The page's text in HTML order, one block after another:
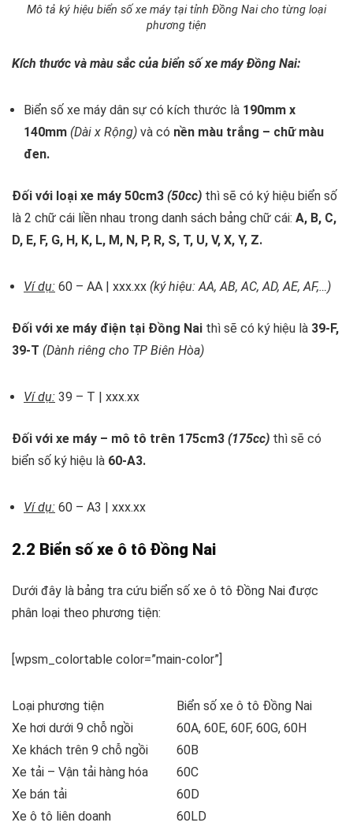
Mô tả ký hiệu biển số xe máy tại tỉnh Đồng Nai cho từng loại
phương tiện
Kích thước và màu sắc của biển số xe máy Đồng Nai:
Biển số xe máy dân sự có kích thước là 190mm x
140mm (Dài x Rộng) và có nền màu trắng – chữ màu
đen.
Đối với loại xe máy 50cm3 (50cc) thì sẽ có ký hiệu biển số
là 2 chữ cái liền nhau trong danh sách bảng chữ cái: A, B, C,
D, E, F, G, H, K, L, M, N, P, R, S, T, U, V, X, Y, Z.
Ví dụ: 60 – AA | xxx.xx (ký hiệu: AA, AB, AC, AD, AE, AF,…)
Đối với xe máy điện tại Đồng Nai thì sẽ có ký hiệu là 39-F,
39-T (Dành riêng cho TP Biên Hòa)
Ví dụ: 39 – T | xxx.xx
Đối với xe máy – mô tô trên 175cm3 (175cc) thì sẽ có
biển số ký hiệu là 60-A3.
Ví dụ: 60 – A3 | xxx.xx
2.2 Biển số xe ô tô Đồng Nai
Dưới đây là bảng tra cứu biển số xe ô tô Đồng Nai được
phân loại theo phương tiện:
[wpsm_colortable color=”main-color”]
Loại phương tiện
Biển số xe ô tô Đồng Nai
Xe hơi dưới 9 chỗ ngồi
60A, 60E, 60F, 60G, 60H
Xe khách trên 9 chỗ ngồi
60B
Xe tải – Vận tải hàng hóa
60C
Xe bán tải
60D
Xe ô tô liên doanh
60LD